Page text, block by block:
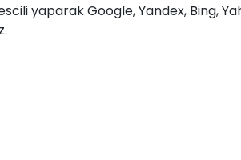
yaparak Google, Yandex, Bing,